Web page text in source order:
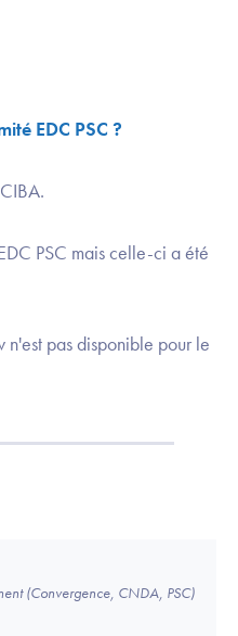
EDC PSC ?
PSC mais celle-ci a été
pas disponible pour le
(Convergence, CNDA, PSC)